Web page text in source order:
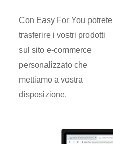
Con Easy For You potrete
trasferire i vostri prodotti
sul sito e-commerce
personalizzato che
mettiamo a vostra
disposizione.